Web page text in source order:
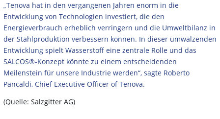
„Tenova hat in den vergangenen Jahren enorm in die
Entwicklung von Technologien investiert, die den
Energieverbrauch erheblich verringern und die Umweltbilanz in
der Stahlproduktion verbessern können. In dieser umwälzenden
Entwicklung spielt Wasserstoff eine zentrale Rolle und das
SALCOS®-Konzept könnte zu einem entscheidenden
Meilenstein für unsere Industrie werden“, sagte Roberto
Pancaldi, Chief Executive Officer of Tenova.
(Quelle: Salzgitter AG)